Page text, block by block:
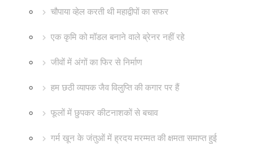
चौपाया व्हेल करती थी महाद्वीपों का सफर
एक कृमि को मॉडल बनाने वाले ब्रेनर नहीं रहे
जीवों में अंगों का फिर से निर्माण
हम छठी व्यापक जैव विलुप्ति की कगार पर हैं
फूलों में छुपकर कीटनाशकों से बचाव
गर्म खून के जंतुओं में ह्रदय मरम्मत की क्षमता समाप्त हुई